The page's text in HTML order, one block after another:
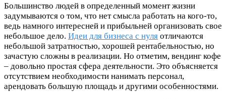
Большинство людей в определенный момент жизни
задумываются о том, что нет смысла работать на кого-то,
ведь намного интересней и прибыльней организовать свое
небольшое дело. Идеи для бизнеса с нуля отличаются
небольшой затратностью, хорошей рентабельностью, но
зачастую сложны в реализации. Но отметим, вендинг кофе
– довольно простая сфера деятельности. Это объясняется
отсутствием необходимости нанимать персонал,
арендовать большую площадь и другими особенностями.